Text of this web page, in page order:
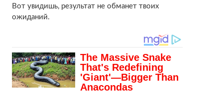
Вот увидишь, результат не обманет твоих
ожиданий.